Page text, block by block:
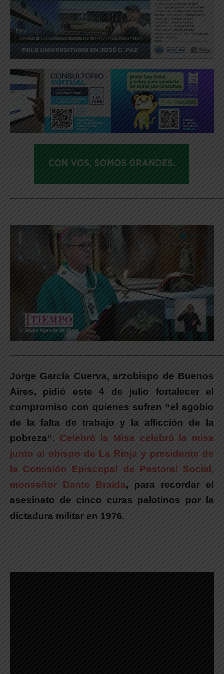
Jorge García Cuerva, arzobispo de Buenos
Aires, pidió este 4 de julio fortalecer el
compromiso con quienes sufren “el agobio
de la falta de trabajo y la aflicción de la
pobreza”. Celebró la Misa celebró la misa
junto al obispo de La Rioja y presidente de
la Comisión Episcopal de Pastoral Social,
monseñor Dante Braida, para recordar el
asesinato de cinco curas palotinos por la
dictadura militar en 1976.